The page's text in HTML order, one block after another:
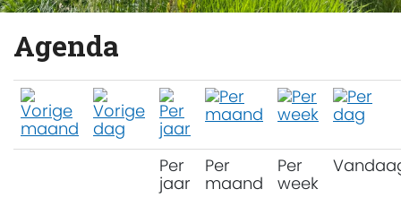
Agenda
Per
jaar
Per
maand
Per
week